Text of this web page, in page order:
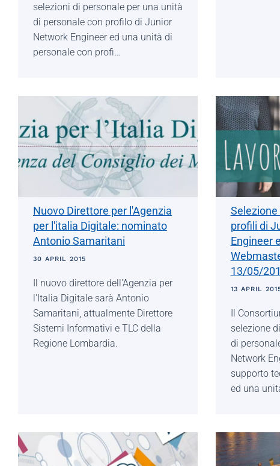
selezioni di personale per una unità
di personale con profilo di Junior
Network Engineer ed una unità di
personale con profi…
Nuovo Direttore per l'Agenzia
per l'italia Digitale: nominato
Antonio Samaritani
30 APRIL 2015
Il nuovo direttore dell'Agenzia per
l'Italia Digitale sarà Antonio
Samaritani, attualmente Direttore
Sistemi Informativi e TLC della
Regione Lombardia.
profili di
Engineer e
13/05/
13 APRIL
Il
selezione
di
Network
supporto
ed una